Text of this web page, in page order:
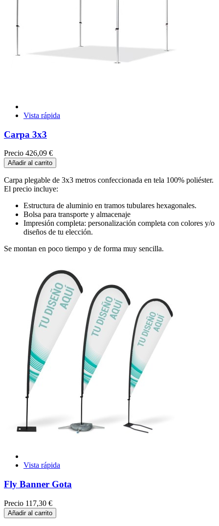
Vista rápida
Carpa 3x3
Precio 426,09 €
Añadir al carrito
Carpa plegable de 3x3 metros confeccionada en tela 100% poliéster.
El precio incluye:
Estructura de aluminio en tramos tubulares hexagonales.
Bolsa para transporte y almacenaje
Impresión completa: personalización completa con colores y/o
diseños de tu elección.
Se montan en poco tiempo y de forma muy sencilla.
Vista rápida
Fly Banner Gota
Precio 117,30 €
Añadir al carrito